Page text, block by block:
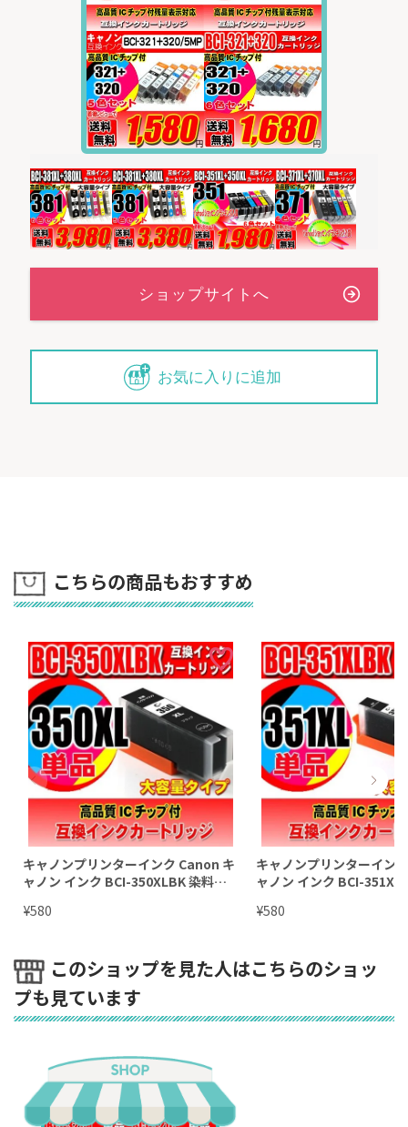
お気に入りに追加
こちらの商品もおすすめ
キャノンプリンターインク Canon キ
ャノン インク BCI-350XLBK 染料ブ
¥580
キャノンプリンターイン
ャノン インク BCI-
¥580
このショップを見た人はこちらのショッ
プも見ています